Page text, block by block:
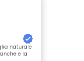
naturale
e la